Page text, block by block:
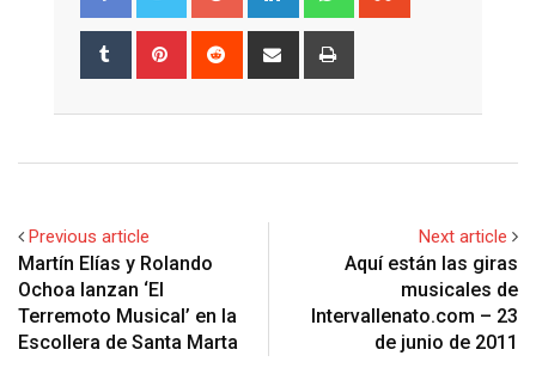
Tumblr Pinterest Reddit
Share
Previous article
Martín Elías y Rolando
Ochoa lanzan ‘El
Terremoto Musical’ en la
Escollera de Santa Marta
Next article
Aquí están las giras
musicales de
Intervallenato.com – 23
de junio de 2011